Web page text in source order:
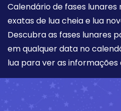
Calendário de fases
exatas de lua cheia e lua
Descubra as fases lunares
em qualquer data no
lua para ver as informações